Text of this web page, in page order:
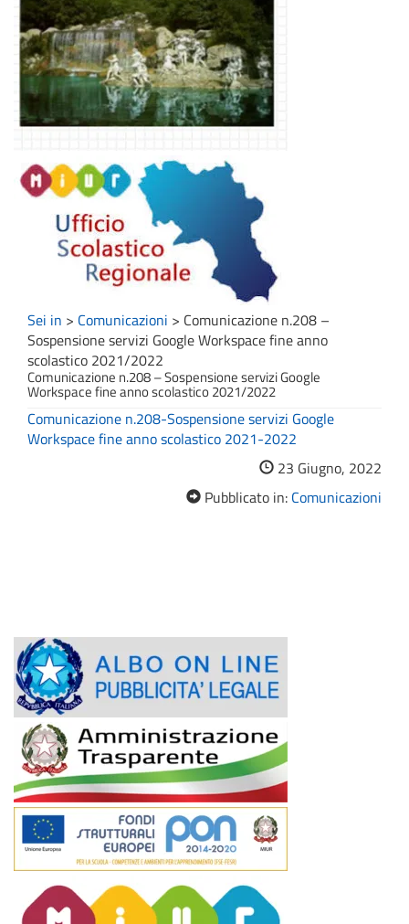
Sei in > Comunicazioni > Comunicazione n.208 –
Sospensione servizi Google Workspace fine anno
scolastico 2021/2022
Comunicazione n.208 – Sospensione servizi Google
Workspace fine anno scolastico 2021/2022
Comunicazione n.208-Sospensione servizi Google
Workspace fine anno scolastico 2021-2022
23 Giugno, 2022
Pubblicato in: Comunicazioni